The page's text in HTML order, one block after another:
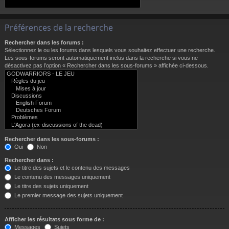
Préférences de la recherche
Rechercher dans les forums :
Sélectionnez le ou les forums dans lesquels vous souhaitez effectuer une recherche.
Les sous-forums seront automatiquement inclus dans la recherche si vous ne
désactivez pas l’option « Rechercher dans les sous-forums » affichée ci-dessous.
Rechercher dans les sous-forums :
Oui
Non
Rechercher dans :
Le titre des sujets et le contenu des messages
Le contenu des messages uniquement
Le titre des sujets uniquement
Le premier message des sujets uniquement
Afficher les résultats sous forme de :
Messages
Sujets